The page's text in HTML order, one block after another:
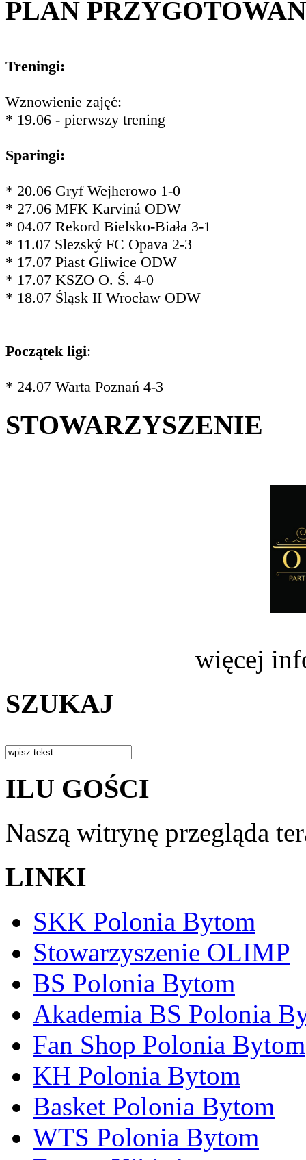
PLAN PRZYGOTOWAŃ
Treningi:
Wznowienie zajęć:
* 19.06 - pierwszy trening
Sparingi:
* 20.06 Gryf Wejherowo 1-0
* 27.06 MFK Karviná ODW
* 04.07 Rekord Bielsko-Biała 3-1
* 11.07 Slezský FC Opava 2-3
* 17.07 Piast Gliwice ODW
* 17.07 KSZO O. Ś. 4-0
* 18.07 Śląsk II Wrocław ODW
Początek ligi:
* 24.07 Warta Poznań 4-3
STOWARZYSZENIE
więcej
SZUKAJ
ILU GOŚCI
Naszą witrynę przegląda
LINKI
SKK Polonia Bytom
Stowarzyszenie OLIMP
BS Polonia Bytom
Akademia BS Polonia
Fan Shop Polonia Bytom
KH Polonia Bytom
Basket Polonia Bytom
WTS Polonia Bytom